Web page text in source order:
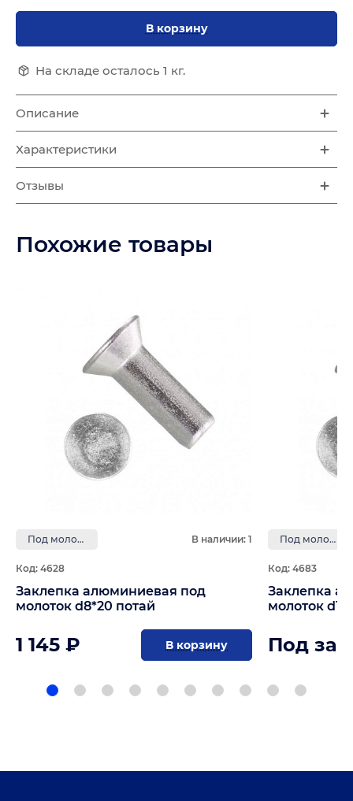
В корзину
На складе осталось 1 кг.
Описание
Характеристики
Отзывы
Похожие товары
Под молоток В наличии: 1
Код: 4628
Заклепка алюминиевая под
молоток d8*20 потай
1 145 ₽ В корзину
Под молоток
Код: 4683
Заклепка
молоток
Под